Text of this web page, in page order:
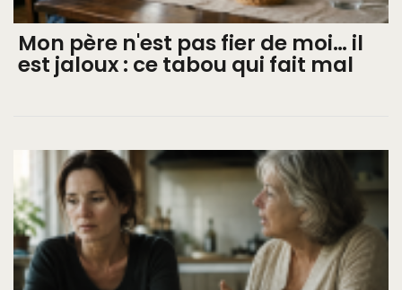
Mon père n'est pas fier de moi… il
est jaloux : ce tabou qui fait mal